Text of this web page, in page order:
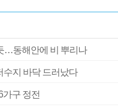
…동해안에 비 뿌리나
지 바닥 드러났다
구 정전